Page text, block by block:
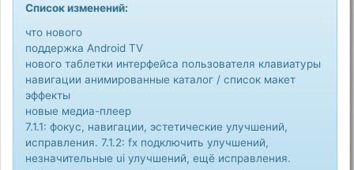
Список изменений:
что нового
поддержка Android TV
нового таблетки интерфейса пользователя клавиатуры
навигации анимированные каталог / список макет
эффекты
новые медиа-плеер
7.1.1: фокус, навигации, эстетические улучшений,
исправления. 7.1.2: fx подключить улучшений,
незначительные ui улучшений, ещё исправления.